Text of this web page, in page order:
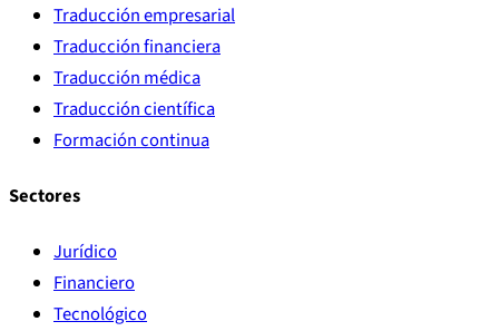
Traducción empresarial
Traducción financiera
Traducción médica
Traducción científica
Formación continua
Sectores
Jurídico
Financiero
Tecnológico